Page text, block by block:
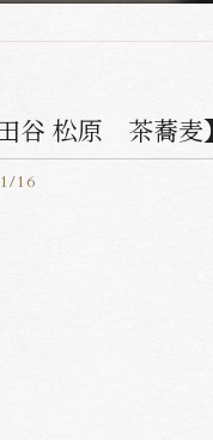
田谷 松原 茶蕎麦】
16